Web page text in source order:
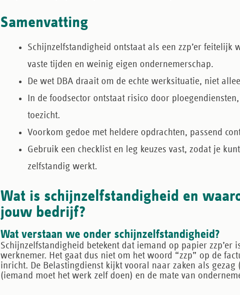
Samenvatting
Schijnzelfstandigheid ontstaat als een zzp’er feitelijk
vaste tijden en weinig eigen ondernemerschap.
De wet DBA draait om de echte werksituatie, niet
In de foodsector ontstaat risico door
toezicht.
Voorkom gedoe met heldere opdrachten, passend
Gebruik een checklist en leg keuzes vast, zodat je
zelfstandig werkt.
Wat is schijnzelfstandigheid en
jouw bedrijf?
Wat verstaan we onder schijnzelfstandigheid?
Schijnzelfstandigheid betekent dat iemand op papier
werknemer. Het gaat dus niet om het woord “zzp” op de
inricht. De Belastingdienst kijkt vooral naar zaken als
(iemand moet het werk zelf doen) en de mate van